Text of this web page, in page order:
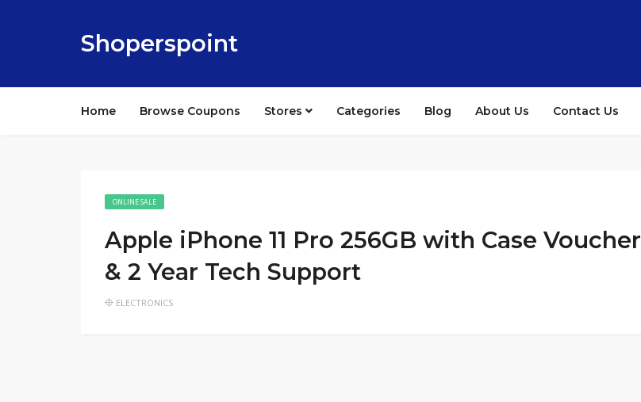
Shoperspoint
Home Browse Coupons Stores Categories Blog About Us Contact Us
ONLINE SALE
Apple iPhone 11 Pro 256GB with Case Voucher
& 2 Year Tech Support
ELECTRONICS